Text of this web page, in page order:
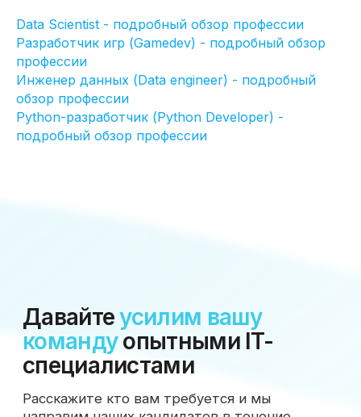
Data Scientist - подробный обзор профессии
Разработчик игр (Gamedev) - подробный обзор
профессии
Инженер данных (Data engineer) - подробный
обзор профессии
Python-разработчик (Python Developer) -
подробный обзор профессии
Москва, Научный проезд 17